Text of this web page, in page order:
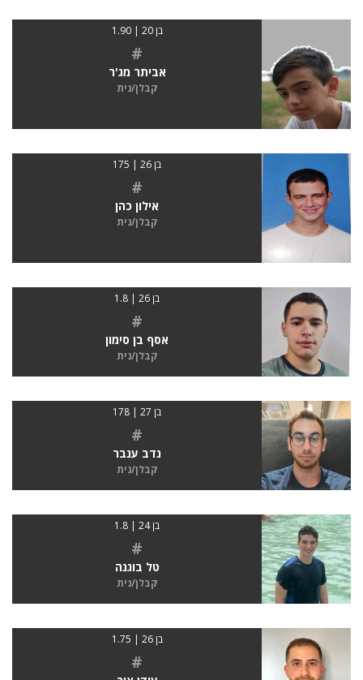
בן 20 | 1.90
#
אביתר מג'ר
קבלן/נית
בן 26 | 175
#
אילון כהן
קבלן/נית
בן 26 | 1.8
#
אסף בן סימון
קבלן/נית
בן 27 | 178
#
נדב ענבר
קבלן/נית
בן 24 | 1.8
#
טל בוגנה
קבלן/נית
בן 26 | 1.75
#